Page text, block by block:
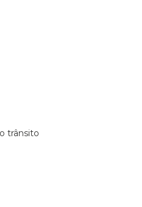
trânsito